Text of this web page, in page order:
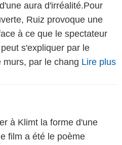
aura d'irréalité.Pour
Ruiz provoque une
à ce que le spectateur
s'expliquer par le
par le chang Lire plus
à Klimt la forme d'une
film a été le poème